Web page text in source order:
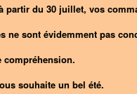
partir du 30 juillet, vos
ne sont évidemment pas
compréhension.
souhaite un bel été.